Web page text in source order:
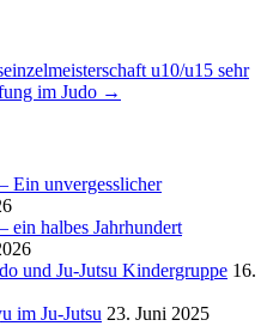
u10/u15 sehr
im Judo →
Ein unvergesslicher
ein halbes Jahrhundert
und Ju-Jutsu Kindergruppe 16.
im Ju-Jutsu 23. Juni 2025